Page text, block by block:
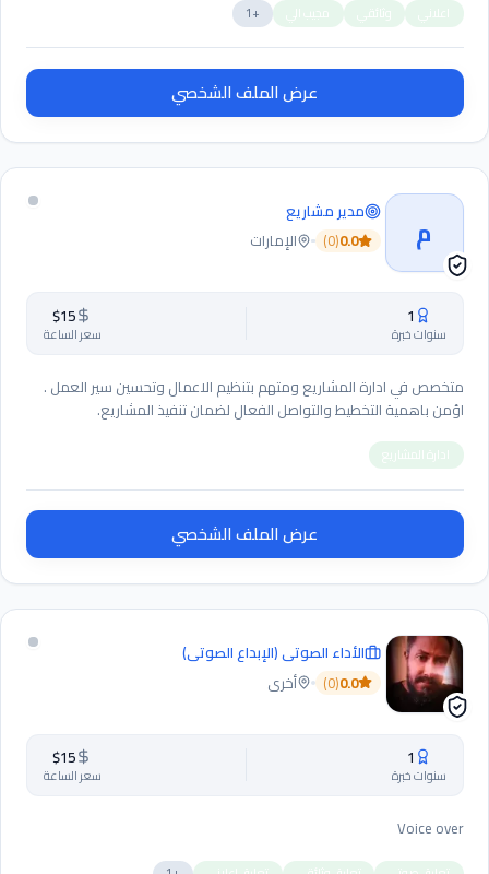
اعلاني وثائقي مجيب الي +
1
عرض الملف الشخصي
م
مدير مشاريع
0.0
(
0
) الإمارات
1
سنوات خبرة
$15
سعر الساعة
متخصص في ادارة المشاريع ومتهم بتنظيم الاعمال وتحسين سير العمل .
اؤمن باهمية التخطيط والتواصل الفعال لضمان تنفيذ المشاريع.
ادارة المشاريع
عرض الملف الشخصي
الأداء الصوتي (الإبداع الصوتي)
0.0
(
0
) أخرى
1
سنوات خبرة
$15
سعر الساعة
Voice over